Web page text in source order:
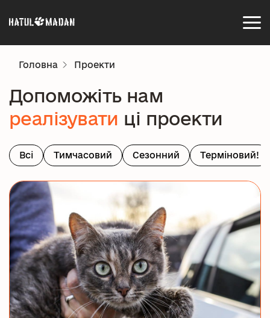
Головна Проекти
Допоможіть нам
реалізувати ці проекти
Всі Тимчасовий Сезонний Терміновий!